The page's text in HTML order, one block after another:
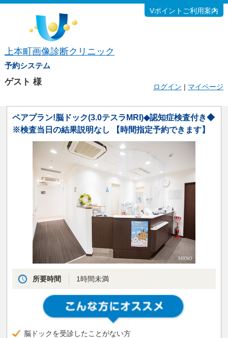
上本町画像診断クリニック
予約システム
Vポイントご利用案内
ゲスト 様 ログイン | マイページ
ペアプラン!脳ドック(3.0テスラMRI)◆認知症検査付き◆
※検査当日の結果説明なし 【時間指定予約できます】
所要時間 1時間未満
脳ドックを受診したことがない方